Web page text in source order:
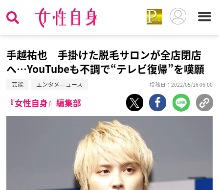
手越祐也 手掛けた脱毛サロンが全店閉店
へ…YouTubeも不調で“テレビ復帰”を嘆願
芸能 エンタメニュース 投稿日：2022/05/16 06:00
『女性自身』編集部